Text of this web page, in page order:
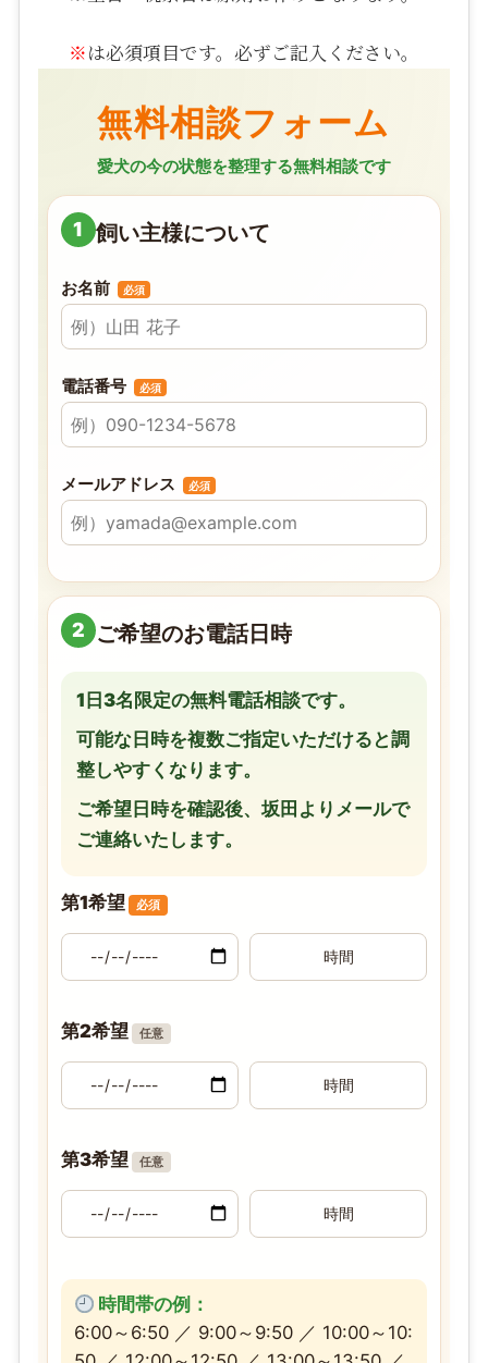
※は必須項目です。必ずご記入ください。
無料相談フォーム
愛犬の今の状態を整理する無料相談です
1 飼い主様について
お名前 必須
電話番号 必須
メールアドレス 必須
2 ご希望のお電話日時
1日3名限定の無料電話相談です。
可能な日時を複数ご指定いただけると調
整しやすくなります。
ご希望日時を確認後、坂田よりメールで
ご連絡いたします。
第1希望 必須
第2希望 任意
第3希望 任意
時間帯の例：
6:00～6:50 ／ 9:00～9:50 ／ 10:00～10: